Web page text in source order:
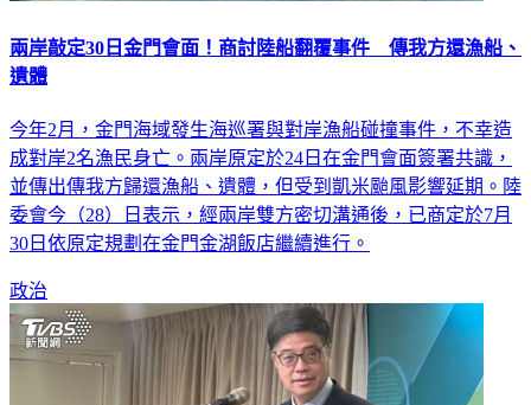
兩岸敲定30日金門會面！商討陸船翻覆事件 傳我方還漁船、
遺體
今年2月，金門海域發生海巡署與對岸漁船碰撞事件，不幸造
成對岸2名漁民身亡。兩岸原定於24日在金門會面簽署共識，
並傳出傳我方歸還漁船、遺體，但受到凱米颱風影響延期。陸
委會今（28）日表示，經兩岸雙方密切溝通後，已商定於7月
30日依原定規劃在金門金湖飯店繼續進行。
政治